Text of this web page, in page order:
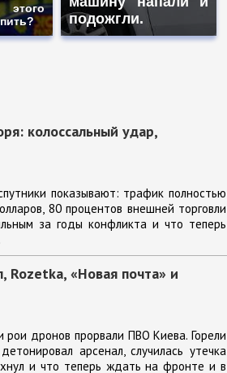
этого
подожгли.
колоссальный удар,
показывают: трафик полностью
80 процентов внешней торговли
за годы конфликта и что теперь
Rozetka, «Новая почта» и
дронов прорвали ПВО Киева. Горели
арсенал, случилась утечка
и что теперь ждать на фронте и в